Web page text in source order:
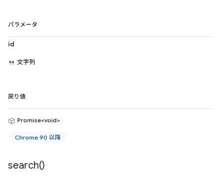
パラメータ
id
文字列
戻り値
Promise<void>
Chrome 90 以降
search()